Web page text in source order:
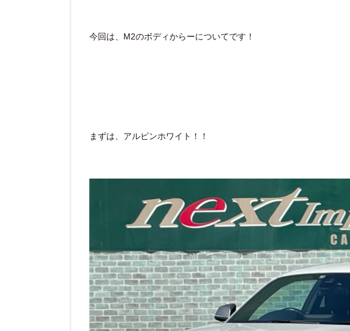
今回は、M2のボディからーについてです！
まずは、アルピンホワイト！！